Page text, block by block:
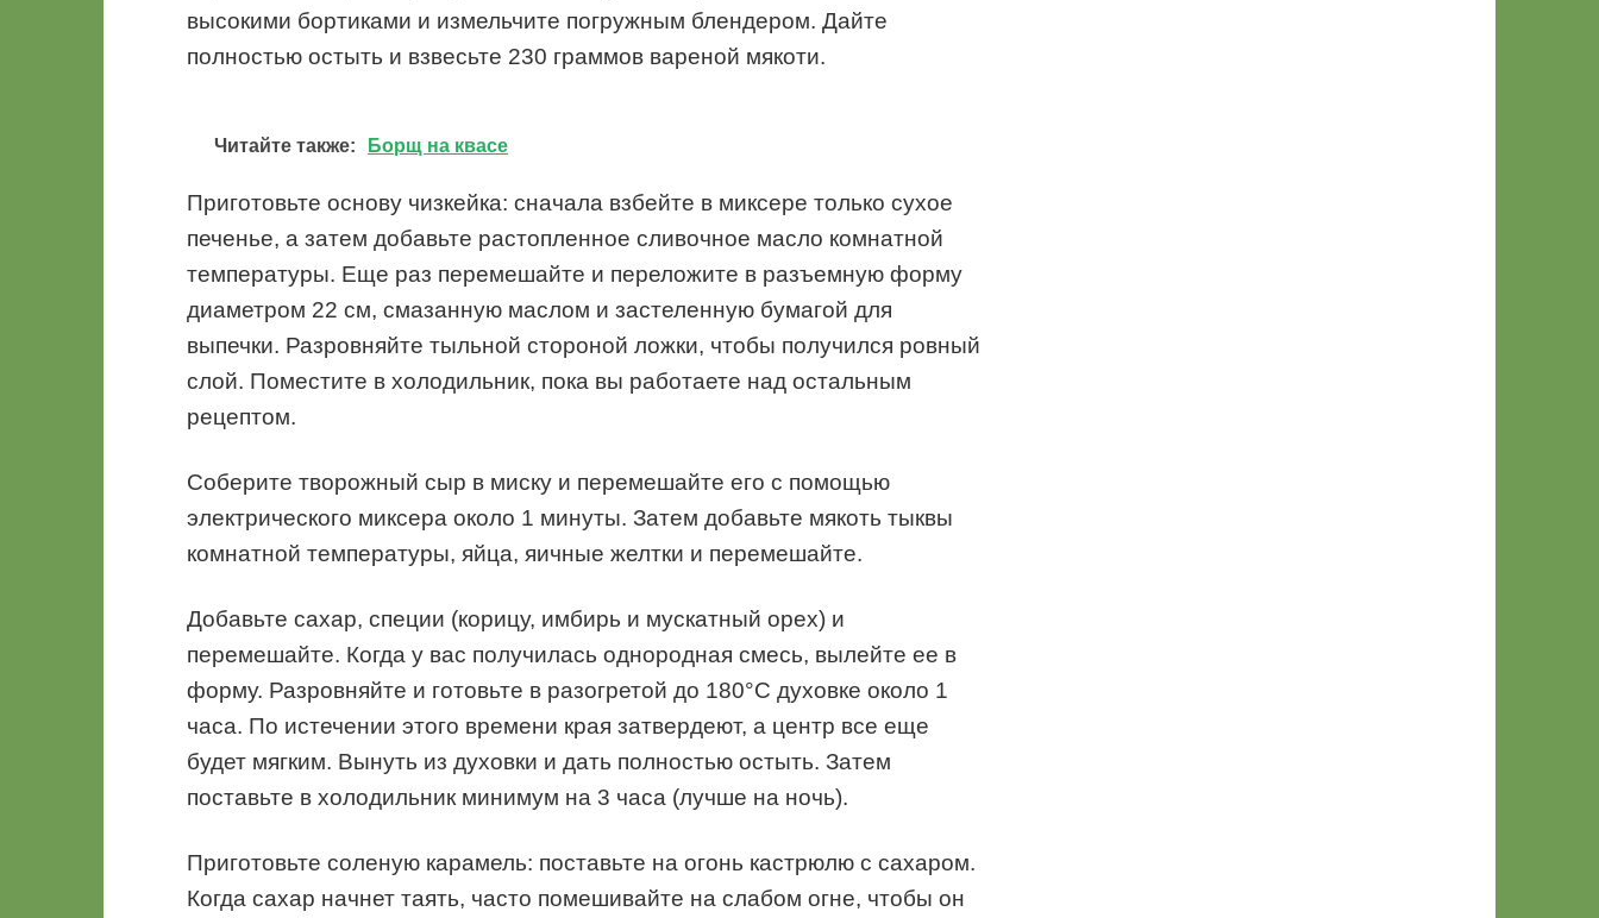
высокими бортиками и измельчите погружным блендером. Дайте
полностью остыть и взвесьте 230 граммов вареной мякоти.
Читайте также: Борщ на квасе
Приготовьте основу чизкейка: сначала взбейте в миксере только сухое
печенье, а затем добавьте растопленное сливочное масло комнатной
температуры. Еще раз перемешайте и переложите в разъемную форму
диаметром 22 см, смазанную маслом и застеленную бумагой для
выпечки. Разровняйте тыльной стороной ложки, чтобы получился ровный
слой. Поместите в холодильник, пока вы работаете над остальным
рецептом.
Соберите творожный сыр в миску и перемешайте его с помощью
электрического миксера около 1 минуты. Затем добавьте мякоть тыквы
комнатной температуры, яйца, яичные желтки и перемешайте.
Добавьте сахар, специи (корицу, имбирь и мускатный орех) и
перемешайте. Когда у вас получилась однородная смесь, вылейте ее в
форму. Разровняйте и готовьте в разогретой до 180°С духовке около 1
часа. По истечении этого времени края затвердеют, а центр все еще
будет мягким. Вынуть из духовки и дать полностью остыть. Затем
поставьте в холодильник минимум на 3 часа (лучше на ночь).
Приготовьте соленую карамель: поставьте на огонь кастрюлю с сахаром.
Когда сахар начнет таять, часто помешивайте на слабом огне, чтобы он